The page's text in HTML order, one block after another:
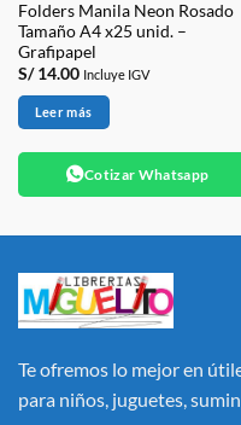
Folders Manila Neon Rosado
Tamaño A4 x25 unid. –
Grafipapel
S/14.00 Incluye IGV
Leer más
Cotizar Whatsapp
Te ofremos lo mejor en
para niños, juguetes,